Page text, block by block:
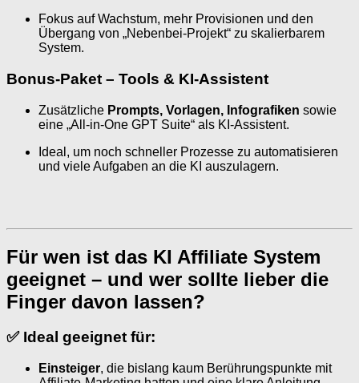
Fokus auf Wachstum, mehr Provisionen und den
Übergang von „Nebenbei-Projekt“ zu skalierbarem
System.
Bonus-Paket – Tools & KI-Assistent
Zusätzliche Prompts, Vorlagen, Infografiken sowie
eine „All-in-One GPT Suite“ als KI-Assistent.
Ideal, um noch schneller Prozesse zu automatisieren
und viele Aufgaben an die KI auszulagern.
Für wen ist das KI Affiliate System
geeignet – und wer sollte lieber die
Finger davon lassen?
✅ Ideal geeignet für:
Einsteiger, die bislang kaum Berührungspunkte mit